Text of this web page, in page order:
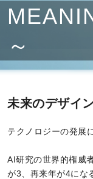
～
未来のデザイ
テクノロジーの発展
AI研究の世界的権威
が3、再来年が4にな